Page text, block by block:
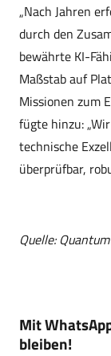
„Nach Jahren
durch den
bewährte KI-
Maßstab auf
Missionen zum
fügte hinzu:
technische
überprüfbar,
Quelle:
Mit
bleiben!